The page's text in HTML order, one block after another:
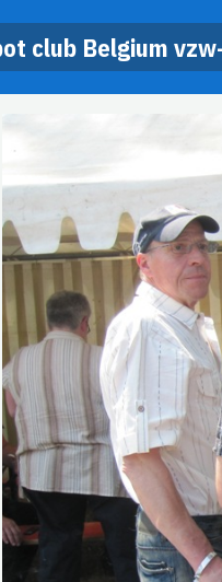
club Belgium